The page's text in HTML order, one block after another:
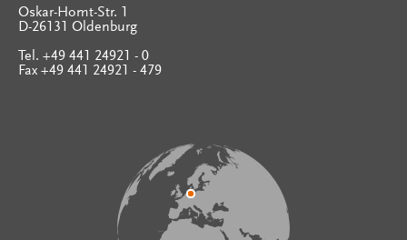
Oskar-Homt-Str. 1
D-26131 Oldenburg
Tel. +49 441 24921 - 0
Fax +49 441 24921 - 479